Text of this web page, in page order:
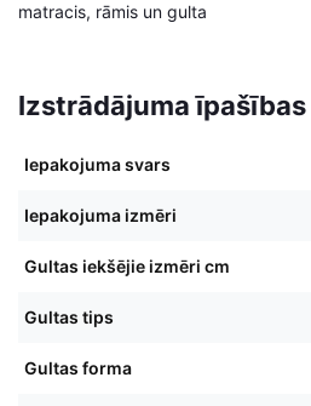
matracis, rāmis un gulta
Izstrādājuma īpašības
Iepakojuma svars
Iepakojuma izmēri
Gultas iekšējie izmēri cm
Gultas tips
Gultas forma